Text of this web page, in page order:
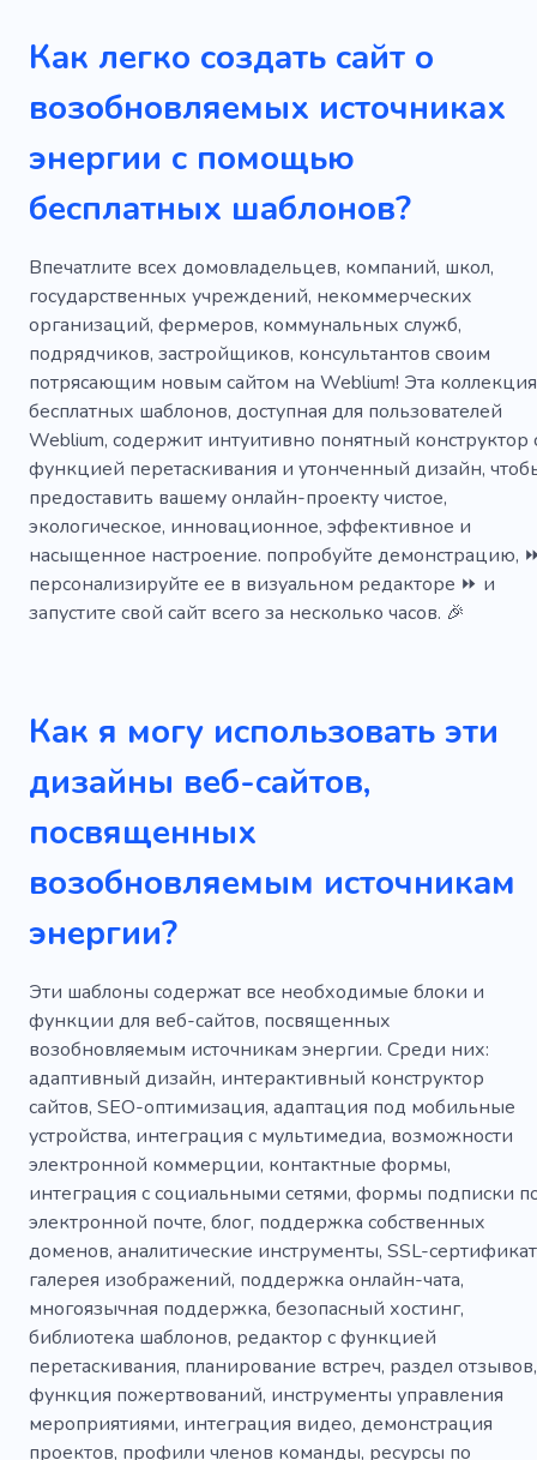
Зеленая экономика
Стойкий
Энергия
Солнечная батарея
Решение
Аккумулятор
Стихийное бедствие
Кислород
Органические
Сохранение
Системы питания
Электроэнергия
Солнечная батарея
Ветряная мельница
Технологии
Экономика
Солнечная станция
Отходы
Инновационность
Проблема
Как легко создать сайт о
возобновляемых источниках
энергии с помощью
бесплатных шаблонов?
Впечатлите всех домовладельцев, компаний, школ,
государственных учреждений, некоммерческих
организаций, фермеров, коммунальных служб,
подрядчиков, застройщиков, консультантов своим
потрясающим новым сайтом на Weblium! Эта коллекция
бесплатных шаблонов, доступная для пользователей
Weblium, содержит интуитивно понятный конструктор
функцией перетаскивания и утонченный дизайн,
предоставить вашему онлайн-проекту чистое,
экологическое, инновационное, эффективное и
насыщенное настроение. попробуйте демонстрацию,
персонализируйте ее в визуальном редакторе ⏩ и
запустите свой сайт всего за несколько часов. 🎉
Как я могу использовать эти
дизайны веб-сайтов,
посвященных
возобновляемым источникам
энергии?
Эти шаблоны содержат все необходимые блоки и
функции для веб-сайтов, посвященных
возобновляемым источникам энергии. Среди них:
адаптивный дизайн, интерактивный конструктор
сайтов, SEO-оптимизация, адаптация под мобильные
устройства, интеграция с мультимедиа, возможности
электронной коммерции, контактные формы,
интеграция с социальными сетями, формы подписки
электронной почте, блог, поддержка собственных
доменов, аналитические инструменты, SSL-
галерея изображений, поддержка онлайн-чата,
многоязычная поддержка, безопасный хостинг,
библиотека шаблонов, редактор с функцией
перетаскивания, планирование встреч, раздел отзывов,
функция пожертвований, инструменты управления
мероприятиями, интеграция видео, демонстрация
проектов, профили членов команды, ресурсы по